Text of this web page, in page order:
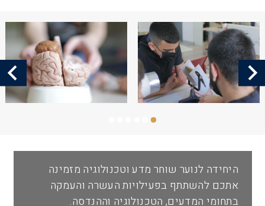
ניווט
תמונה
היחידה לנוער שוחר מדע וטכנולוגיה מזמינה
אתכם להשתתף בפעילויות העשרה והעמקה
בתחומי המדעים, הטכנולוגיה וההנדסה.